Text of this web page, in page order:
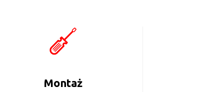
Montaż